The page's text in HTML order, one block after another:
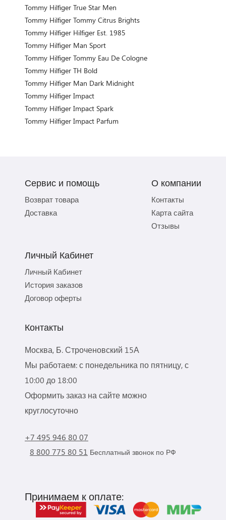
Tommy Hilfiger True Star Men
Tommy Hilfiger Tommy Citrus Brights
Tommy Hilfiger Hilfiger Est. 1985
Tommy Hilfiger Man Sport
Tommy Hilfiger Tommy Eau De Cologne
Tommy Hilfiger TH Bold
Tommy Hilfiger Man Dark Midnight
Tommy Hilfiger Impact
Tommy Hilfiger Impact Spark
Tommy Hilfiger Impact Parfum
Сервис и помощь
Возврат товара
Доставка
О компании
Контакты
Карта сайта
Отзывы
Личный Кабинет
Личный Кабинет
История заказов
Договор оферты
Контакты
Москва, Б. Строченовский 15А
Мы работаем: с понедельника по пятницу, с
10:00 до 18:00
Оформить заказ на сайте можно
круглосуточно
+7 495 946 80 07
8 800 775 80 51 Бесплатный звонок по РФ
Принимаем к оплате: